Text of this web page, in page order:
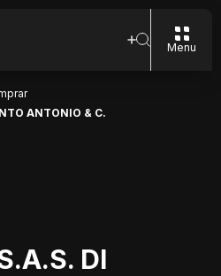
Menu
ANTONIO & C.
DI